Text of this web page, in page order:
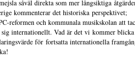
såväl direkta som mer långsiktiga
kommenterar det historiska perspektivet;
reformen och kommunala musikskolan att
sig internationellt. Vad är det vi kommer
för fortsatta internationella